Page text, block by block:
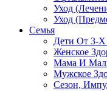
Уход
Уход
Семья
Дети От 3-Х
Женское
Мама И
Мужское
Сезон,